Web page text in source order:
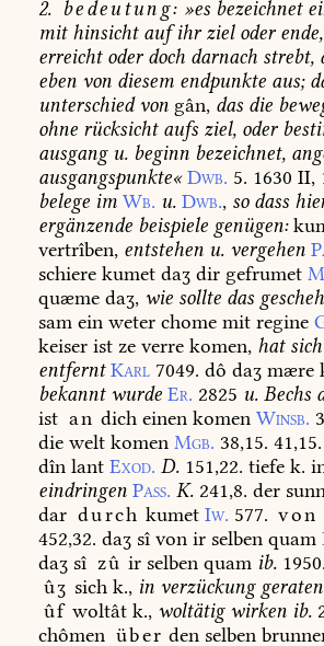
2. bedeutung: »es bezeichnet
mithinsichtaufihrzieloderende,
erreichtoderdoch darnach strebt,
eben von diesem endpunkte aus;
unterschiedvon gân, das die
ohne rücksichtaufs ziel, oder
ausgangu. beginn bezeichnet,
ausgangspunkte« Dwb. 5. 1630 II,
belege im Wb. u. Dwb., sodass
ergänzende beispiele genügen:
vertrîben, entstehen u. vergehen
schiere kumet daʒ dir gefrumet
quæme daʒ, wie sollte das
sam ein weter chome mit regine
keiser ist ze verre komen, hatsich
entfernt Karl 7049. dô daʒ mære
bekanntwurde Er. 2825 u. Bechs
ist an dicheinenkomen Winsb.
die welt komen Mgb. 38,15. 41,15.
dîn lant Exod. D. 151,22. tiefe k.
eindringen Pass. K. 241,8. der
dar durch kumet Iw. 577. von
452,32. daʒ sî von ir selben quam
daʒ sî zû irselbenquam ib.
ûʒ sichk., inverzückunggeraten
ûf woltâtk., woltätigwirken ib.
chômen über den selben